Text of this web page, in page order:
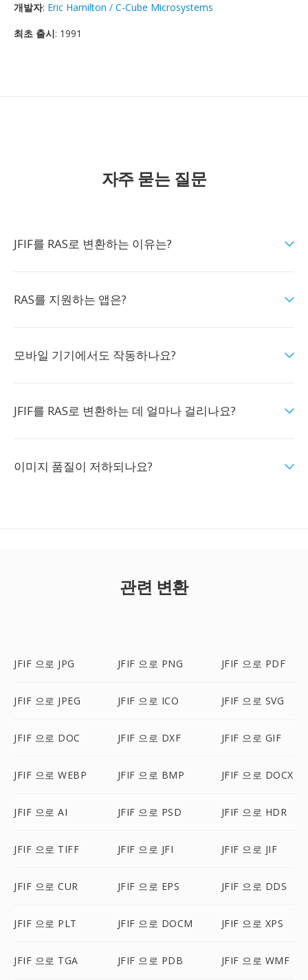
개발자: Eric Hamilton / C-Cube Microsystems
최초 출시: 1991
자주 묻는 질문
JFIF를 RAS로 변환하는 이유는?
RAS를 지원하는 앱은?
모바일 기기에서도 작동하나요?
JFIF를 RAS로 변환하는 데 얼마나 걸리나요?
이미지 품질이 저하되나요?
관련 변환
JFIF 으로 JPG JFIF 으로 PNG JFIF 으로 PDF
JFIF 으로 JPEG JFIF 으로 ICO JFIF 으로 SVG
JFIF 으로 DOC JFIF 으로 DXF JFIF 으로 GIF
JFIF 으로 WEBP JFIF 으로 BMP JFIF 으로 DOCX
JFIF 으로 AI JFIF 으로 PSD JFIF 으로 HDR
JFIF 으로 TIFF JFIF 으로 JFI JFIF 으로 JIF
JFIF 으로 CUR JFIF 으로 EPS JFIF 으로 DDS
JFIF 으로 PLT JFIF 으로 DOCM JFIF 으로 XPS
JFIF 으로 TGA JFIF 으로 PDB JFIF 으로 WMF